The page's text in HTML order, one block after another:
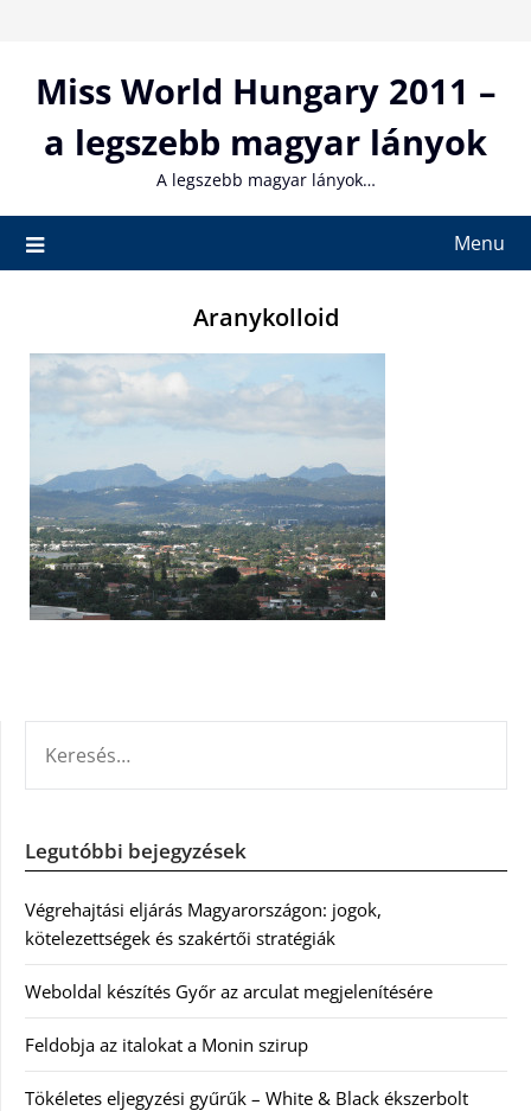
contentMiss World Hungary 2011 –
a legszebb magyar lányok
A legszebb magyar lányok…
Menu
Aranykolloid
Legutóbbi bejegyzések
Végrehajtási eljárás Magyarországon: jogok,
kötelezettségek és szakértői stratégiák
Weboldal készítés Győr az arculat megjelenítésére
Feldobja az italokat a Monin szirup
Tökéletes eljegyzési gyűrűk – White & Black ékszerbolt